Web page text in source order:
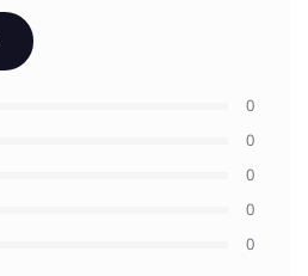
0
0
0
0
0